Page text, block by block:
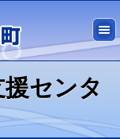
センタ